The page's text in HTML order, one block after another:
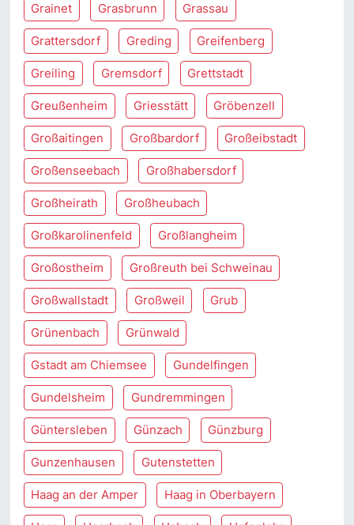
Grainet Grasbrunn Grassau
Grattersdorf Greding Greifenberg
Greiling Gremsdorf Grettstadt
Greußenheim Griesstätt Gröbenzell
Großaitingen Großbardorf Großeibstadt
Großenseebach Großhabersdorf
Großheirath Großheubach
Großkarolinenfeld Großlangheim
Großostheim Großreuth bei Schweinau
Großwallstadt Großweil Grub
Grünenbach Grünwald
Gstadt am Chiemsee Gundelfingen
Gundelsheim Gundremmingen
Güntersleben Günzach Günzburg
Gunzenhausen Gutenstetten
Haag an der Amper Haag in Oberbayern